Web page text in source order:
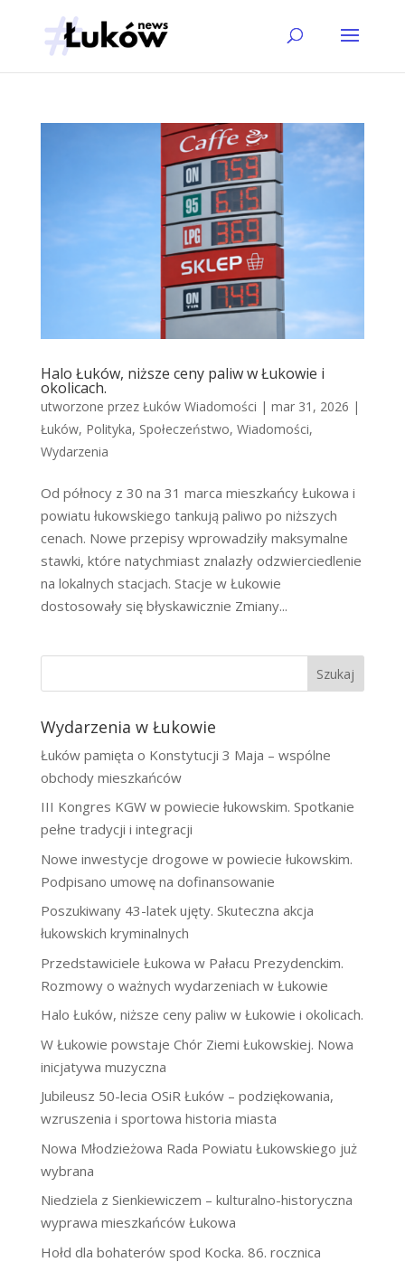
Halo Łuków, niższe ceny paliw w Łukowie i
okolicach.
utworzone przez Łuków Wiadomości | mar 31, 2026 |
Łuków, Polityka, Społeczeństwo, Wiadomości,
Wydarzenia
Od północy z 30 na 31 marca mieszkańcy Łukowa i
powiatu łukowskiego tankują paliwo po niższych
cenach. Nowe przepisy wprowadziły maksymalne
stawki, które natychmiast znalazły odzwierciedlenie
na lokalnych stacjach. Stacje w Łukowie
dostosowały się błyskawicznie Zmiany...
Szukaj
Wydarzenia w Łukowie
Łuków pamięta o Konstytucji 3 Maja – wspólne
obchody mieszkańców
III Kongres KGW w powiecie łukowskim. Spotkanie
pełne tradycji i integracji
Nowe inwestycje drogowe w powiecie łukowskim.
Podpisano umowę na dofinansowanie
Poszukiwany 43-latek ujęty. Skuteczna akcja
łukowskich kryminalnych
Przedstawiciele Łukowa w Pałacu Prezydenckim.
Rozmowy o ważnych wydarzeniach w Łukowie
Halo Łuków, niższe ceny paliw w Łukowie i okolicach.
W Łukowie powstaje Chór Ziemi Łukowskiej. Nowa
inicjatywa muzyczna
Jubileusz 50-lecia OSiR Łuków – podziękowania,
wzruszenia i sportowa historia miasta
Nowa Młodzieżowa Rada Powiatu Łukowskiego już
wybrana
Niedziela z Sienkiewiczem – kulturalno-historyczna
wyprawa mieszkańców Łukowa
Hołd dla bohaterów spod Kocka. 86. rocznica